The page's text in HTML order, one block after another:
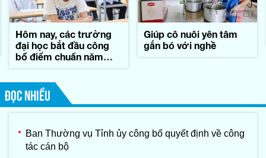
Hôm nay, các trường
đại học bắt đầu công
bố điểm chuẩn năm
Giúp cô nuôi yên tâm
gắn bó với nghề
ĐỌC NHIỀU
Ban Thường vụ Tỉnh ủy công bố quyết định về công
tác cán bộ